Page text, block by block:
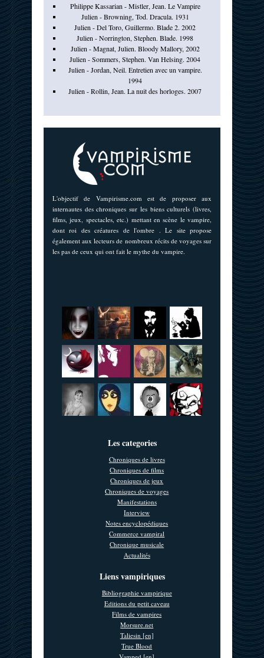
Philippe Kassarian - Mistler, Jean. Le Vampire
Julien - Browning, Tod. Dracula. 1931
Julien - Del Toro, Guillermo. Blade 2. 2002
Julien - Norrington, Stephen. Blade. 1998
Julien - Magnat, Julien. Bloody Mallory, 2002
Julien - Sommers, Stephen. Van Helsing. 2004
Julien - Jordan, Neil. Entretien avec un vampire.
1994
Julien - Rollin, Jean. La nuit des horloges. 2007
L'objectif de Vampirisme.com est de proposer aux
internautes des chroniques sur les biens culturels (livres,
films, jeux, spectacles, etc.) mettant en scène le vampire,
dont roi des créatures de l'ombre . Le site propose
également aux lecteurs de nombreux récits de voyages sur
les pas de ceux qui ont fait le mythe du vampire.
Les categories
Chroniques de livres
Chroniques de films
Chroniques de jeux
Chroniques de voyages
Manifestations
Interview
Notes encyclopédiques
Commerce vampiral
Chronique musicale
Actualités
Liens vampiriques
Bibliographie vampirique
Editions du petit caveau
Films de vampires
Morsure.net
Taliesin [en]
True Blood